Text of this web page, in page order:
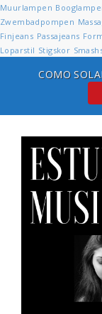
Muurlampen
Zwembadpompen
Finjeans Passajeans
Loparstil Stigskor